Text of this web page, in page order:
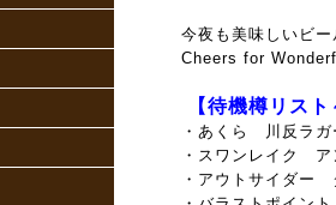
今夜も美味しいビー
Cheers for
【待機樽リス
・あくら 川反ラガ
・スワンレイク ア
・アウトサイダー